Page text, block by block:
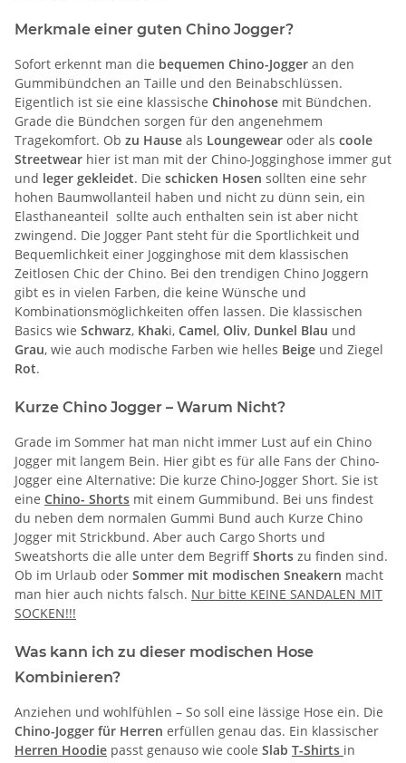
Merkmale einer guten Chino Jogger?
Sofort erkennt man die bequemen Chino-Jogger an den
Gummibündchen an Taille und den Beinabschlüssen.
Eigentlich ist sie eine klassische Chinohose mit Bündchen.
Grade die Bündchen sorgen für den angenehmem
Tragekomfort. Ob zu Hause als Loungewear oder als coole
Streetwear hier ist man mit der Chino-Jogginghose immer gut
und leger gekleidet. Die schicken Hosen sollten eine sehr
hohen Baumwollanteil haben und nicht zu dünn sein, ein
Elasthaneanteil sollte auch enthalten sein ist aber nicht
zwingend. Die Jogger Pant steht für die Sportlichkeit und
Bequemlichkeit einer Jogginghose mit dem klassischen
Zeitlosen Chic der Chino. Bei den trendigen Chino Joggern
gibt es in vielen Farben, die keine Wünsche und
Kombinationsmöglichkeiten offen lassen. Die klassischen
Basics wie Schwarz, Khaki, Camel, Oliv, Dunkel Blau und
Grau, wie auch modische Farben wie helles Beige und Ziegel
Rot.
Kurze Chino Jogger – Warum Nicht?
Grade im Sommer hat man nicht immer Lust auf ein Chino
Jogger mit langem Bein. Hier gibt es für alle Fans der Chino-
Jogger eine Alternative: Die kurze Chino-Jogger Short. Sie ist
eine Chino- Shorts mit einem Gummibund. Bei uns findest
du neben dem normalen Gummi Bund auch Kurze Chino
Jogger mit Strickbund. Aber auch Cargo Shorts und
Sweatshorts die alle unter dem Begriff Shorts zu finden sind.
Ob im Urlaub oder Sommer mit modischen Sneakern macht
man hier auch nichts falsch. Nur bitte KEINE SANDALEN MIT
SOCKEN!!!
Was kann ich zu dieser modischen Hose
Kombinieren?
Anziehen und wohlfühlen – So soll eine lässige Hose ein. Die
Chino-Jogger für Herren erfüllen genau das. Ein klassischer
Herren Hoodie passt genauso wie coole Slab T-Shirts in